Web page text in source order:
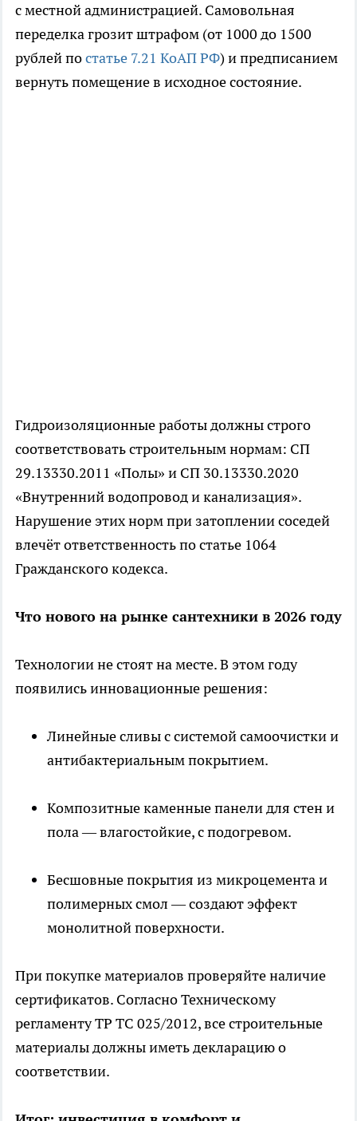
с местной администрацией. Самовольная
переделка грозит штрафом (от 1000 до 1500
рублей постатье 7.21 КоАП РФ) и предписанием
вернуть помещение в исходное состояние.
Гидроизоляционные работы должны строго
соответствовать строительным нормам: СП
29.13330.2011 «Полы» и СП 30.13330.2020
«Внутренний водопровод и канализация».
Нарушение этих норм при затоплении соседей
влечёт ответственность по статье 1064
Гражданского кодекса.
Что нового на рынке сантехники в 2026 году
Технологии не стоят на месте. В этом году
появились инновационные решения:
Линейные сливы с системой самоочистки и
антибактериальным покрытием.
Композитные каменные панели для стен и
пола — влагостойкие, с подогревом.
Бесшовные покрытия из микроцемента и
полимерных смол — создают эффект
монолитной поверхности.
При покупке материалов проверяйте наличие
сертификатов. Согласно Техническому
регламенту ТР ТС 025/2012, все строительные
материалы должны иметь декларацию о
соответствии.